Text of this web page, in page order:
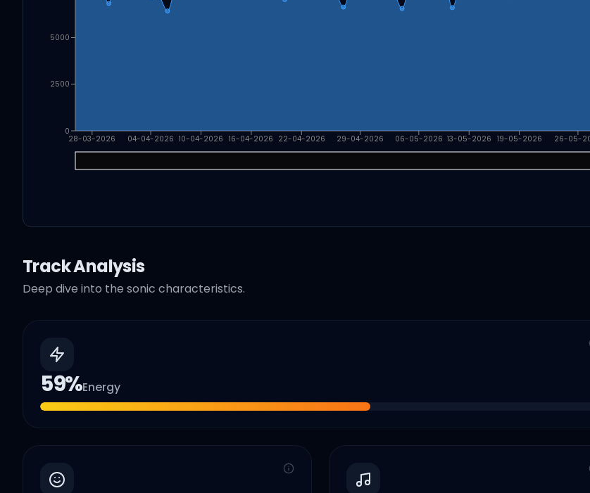
28-03-2026 04-04-2026 10-04-2026 16-04-2026 22-04-2026 29-04-2026 06-05-2026 13-05-2026 19-05-2026 26-05-
0
2500
5000
Track Analysis
Deep dive into the sonic characteristics.
59%Energy